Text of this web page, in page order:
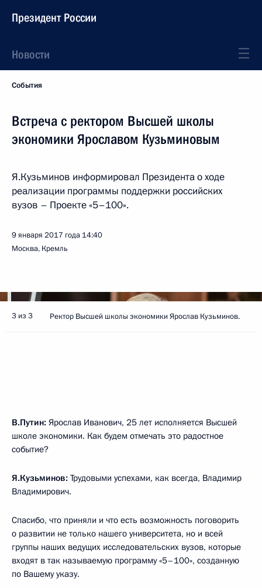
Президент России
Новости
События
Встреча с ректором Высшей школы
экономики Ярославом Кузьминовым
Я.Кузьминов информировал Президента о ходе
реализации программы поддержки российских
вузов – Проекте «5–100».
9 января 2017 года 14:40
Москва, Кремль
3 из 3 Ректор Высшей школы экономики Ярослав Кузьминов.
В.Путин: Ярослав Иванович, 25 лет исполняется Высшей
школе экономики. Как будем отмечать это радостное
событие?
Я.Кузьминов: Трудовыми успехами, как всегда, Владимир
Владимирович.
Спасибо, что приняли и что есть возможность поговорить
о развитии не только нашего университета, но и всей
группы наших ведущих исследовательских вузов, которые
входят в так называемую программу «5–100», созданную
по Вашему указу.